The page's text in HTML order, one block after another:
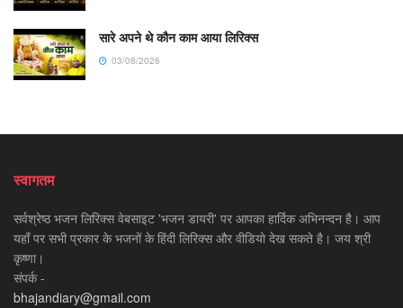
सारे अपने थे कौन काम आया लिरिक्स
03/08/2026
स्वागतम
सर्वश्रेष्ठ भजन लिरिक्स वेबसाइट 'भजन डायरी' पर आपका हार्दिक अभिनन्दन है। आप
यहाँ पर सभी प्रकार के भजनों के हिंदी लिरिक्स और वीडियो देख सकते है। जय श्री
कृष्णा।
संपर्क -
bhajandiary@gmail.com